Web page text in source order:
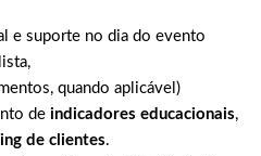
e suporte no dia do evento
quando aplicável)
de indicadores educacionais,
de clientes.